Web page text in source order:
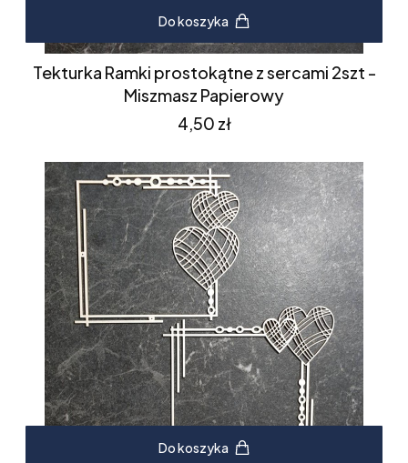
Do koszyka
Tekturka Ramki prostokątne z sercami 2szt -
Miszmasz Papierowy
Cena
4,50 zł
Do koszyka